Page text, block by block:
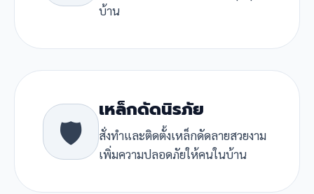
บ้าน
🛡️
เหล็กดัดนิรภัย
สั่งทำและติดตั้งเหล็กดัดลายสวยงาม
เพิ่มความปลอดภัยให้คนในบ้าน